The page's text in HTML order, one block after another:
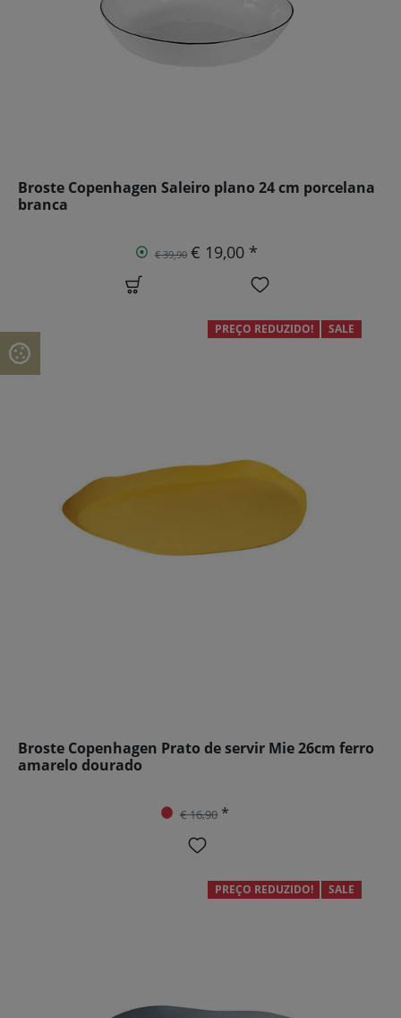
Broste Copenhagen Saleiro plano 24 cm porcelana
branca
€ 39,90 € 19,00 *
PREÇO REDUZIDO! SALE
Broste Copenhagen Prato de servir Mie 26cm ferro
amarelo dourado
€ 16,90 *
PREÇO REDUZIDO! SALE